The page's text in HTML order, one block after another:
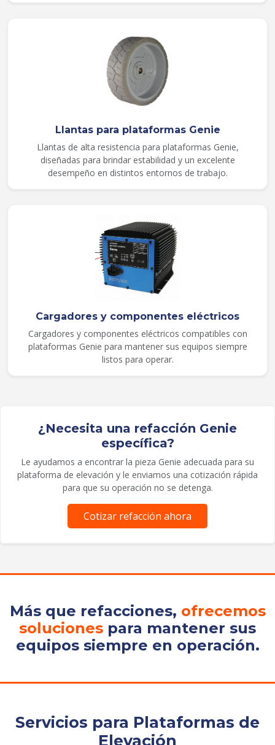
Llantas para plataformas Genie
Llantas de alta resistencia para plataformas Genie,
diseñadas para brindar estabilidad y un excelente
desempeño en distintos entornos de trabajo.
Cargadores y componentes eléctricos
Cargadores y componentes eléctricos compatibles con
plataformas Genie para mantener sus equipos siempre
listos para operar.
¿Necesita una refacción Genie
específica?
Le ayudamos a encontrar la pieza Genie adecuada para su
plataforma de elevación y le enviamos una cotización rápida
para que su operación no se detenga.
Cotizar refacción ahora
Más que refacciones, ofrecemos
soluciones para mantener sus
equipos siempre en operación.
Servicios para Plataformas de
Elevación